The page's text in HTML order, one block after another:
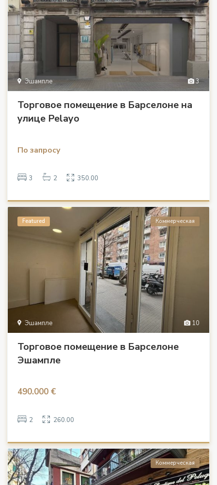
3
Эшампле
Торговое помещение в Барселоне на
улице Pelayo
По запросу
3 2 350.00
10
Эшампле
Featured Коммерческая
Торговое помещение в Барселоне
Эшампле
490.000 €
2 260.00
Коммерческая